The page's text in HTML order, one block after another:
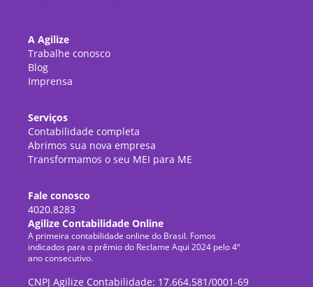
A Agilize
Trabalhe conosco
Blog
Imprensa
Serviços
Contabilidade completa
Abrimos sua nova empresa
Transformamos o seu MEI para ME
Fale conosco
4020.8283
Agilize Contabilidade Online
A primeira contabilidade online do Brasil. Fomos
indicados para o prêmio do Reclame Aqui 2024 pelo 4º
ano consecutivo.
CNPJ Agilize Contabilidade: 17.664.581/0001-69